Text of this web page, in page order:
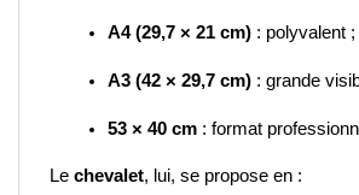
A4 (29,7 × 21 cm) : polyvalent ;
A3 (42 × 29,7 cm) : grande
53 × 40 cm : format
Le chevalet, lui, se propose en :